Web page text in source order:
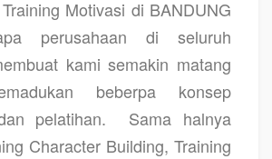
Training Motivasi di BANDUNG
perusahaan di seluruh
kami semakin matang
beberpa konsep
pelatihan.
Sama halnya
Character Building, Training